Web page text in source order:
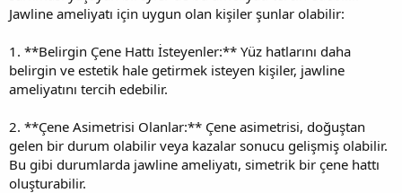
Jawline ameliyatı için uygun olan kişiler şunlar olabilir:
1. **Belirgin Çene Hattı İsteyenler:** Yüz hatlarını daha
belirgin ve estetik hale getirmek isteyen kişiler, jawline
ameliyatını tercih edebilir.
2. **Çene Asimetrisi Olanlar:** Çene asimetrisi, doğuştan
gelen bir durum olabilir veya kazalar sonucu gelişmiş olabilir.
Bu gibi durumlarda jawline ameliyatı, simetrik bir çene hattı
oluşturabilir.